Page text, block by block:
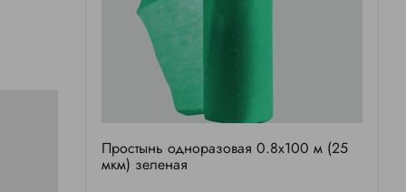
Простынь одноразовая 0.8х100 м (25
мкм) зеленая